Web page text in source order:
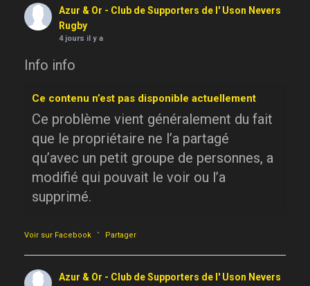
Azur & Or - Club de Supporters de l' Uson Nevers
Rugby
4 jours il y a
Info info
Ce contenu n’est pas disponible actuellement
Ce problème vient généralement du fait
que le propriétaire ne l’a partagé
qu’avec un petit groupe de personnes, a
modifié qui pouvait le voir ou l’a
supprimé.
Voir sur Facebook · Partager
Azur & Or - Club de Supporters de l' Uson Nevers